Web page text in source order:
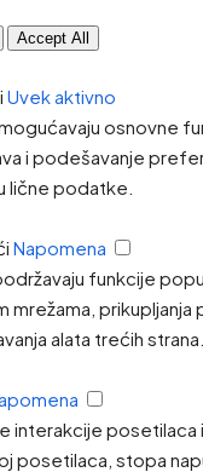
Accept All
Uvek aktivno
osnovne
i podešavanje
lične podatke.
Napomena
funkcije
mrežama, prikupljanja
alata trećih strana.
interakcije posetilaca
posetilaca, stopa